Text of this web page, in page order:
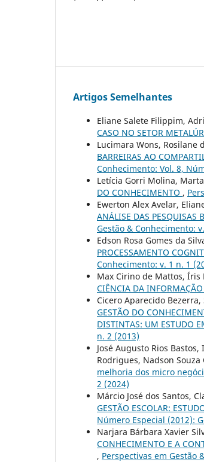
Artigos Semelhantes
Eliane Salete Filippim,
CASO NO SETOR
Lucimara Wons, Rosilane
BARREIRAS AO
Conhecimento: Vol. 8,
Letícia Gorri Molina,
DO CONHECIMENTO ,
Ewerton Alex Avelar,
ANÁLISE DAS PESQUISAS
Gestão & Conhecimento:
Edson Rosa Gomes da
PROCESSAMENTO
Conhecimento: v. 1 n. 1
Max Cirino de Mattos, Íris
CIÊNCIA DA
Cicero Aparecido
GESTÃO DO
DISTINTAS: UM ESTUDO
n. 2 (2013)
José Augusto Rios
Rodrigues, Nadson Souza
melhoria dos micro
2 (2024)
Márcio José dos Santos,
GESTÃO ESCOLAR:
Número Especial (2012):
Narjara Bárbara Xavier
CONHECIMENTO E A
, Perspectivas em Gestão